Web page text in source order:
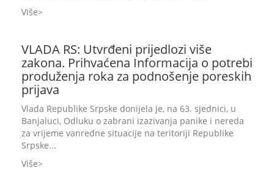
Više
VLADA RS: Utvrđeni prijedlozi više
zakona. Prihvaćena Informacija o potrebi
produženja roka za podnošenje poreskih
prijava
Vlada Republike Srpske donijela je, na 63. sjednici, u
Banjaluci, Odluku o zabrani izazivanja panike i nereda
za vrijeme vanredne situacije na teritoriji Republike
Srpske...
Više